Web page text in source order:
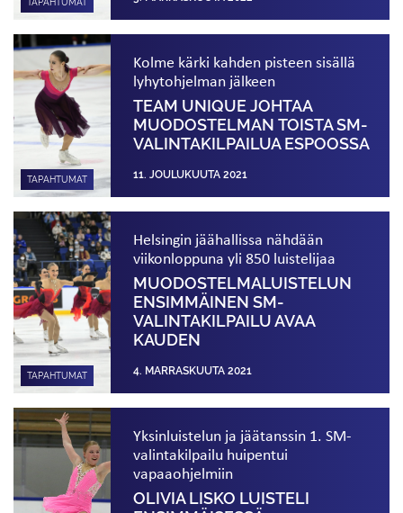
TAPAHTUMAT
TAPAHTUMAT
Kolme kärki kahden pisteen sisällä
lyhytohjelman jälkeen
TEAM UNIQUE JOHTAA
MUODOSTELMAN TOISTA SM-
VALINTA­KILPAILUA ESPOOSSA
11. JOULUKUUTA 2021
TAPAHTUMAT
Helsingin jäähallissa nähdään
viikonloppuna yli 850 luistelijaa
MUODOSTELMA­LUISTELUN
ENSIMMÄINEN SM-
VALINTAKILPAILU AVAA
KAUDEN
4. MARRASKUUTA 2021
Yksinluistelun ja jäätanssin 1. SM-
valintakilpailu huipentui
vapaaohjelmiin
OLIVIA LISKO LUISTELI